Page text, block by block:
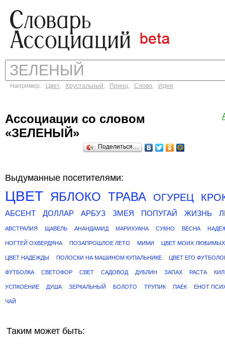
Например: Цвет, Хрустальный, Принц, Слово, Идея
Ассоциации со словом
«ЗЕЛЕНЫЙ»
Поделиться…
Выдуманные посетителями:
ЦВЕТ ЯБЛОКО ТРАВА ОГУРЕЦ
АБСЕНТ ДОЛЛАР АРБУЗ ЗМЕЯ ПОПУГАЙ ЖИЗНЬ
АВСТРАЛИЯ ЩАВЕЛЬ АНАНДАМИД МАРИХУАНА СУКНО ВЕСНА
НОГТЕЙ ОХВЕРДЯНА ПОЗАПРОШЛОЕ ЛЕТО МИМИ ЦВЕТ МОИХ ЛЮБИМЫХ
ЦВЕТ НАДЕЖДЫ ПОЛОСКИ НА МАШИНОМ КУПАЛЬНИКЕ ЦВЕТ ЕГО
ФУТБОЛКА СВЕТОФОР СВЕТ САДОВОД ДУБЛИН ЗАПАХ РАСТА
УСПКОЕНИЕ ДУША ЗЕРКАЛЬНЫЙ БОЛОТО ТРУПИК ПАЕК ЕНОТ
ЧАЙ
Таким может быть: